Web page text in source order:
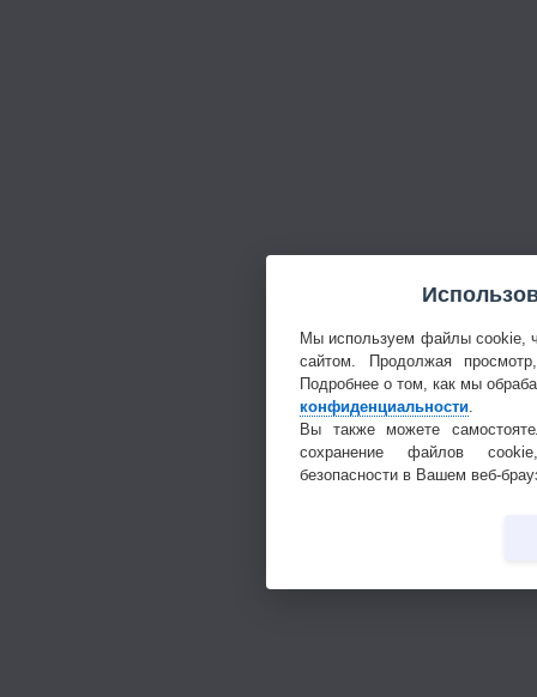
Мы используем файлы cookie,
сайтом. Продолжая
Подробнее о том, как мы
конфиденциальности
Вы также можете
сохранение файлов
безопасности в Вашем веб-